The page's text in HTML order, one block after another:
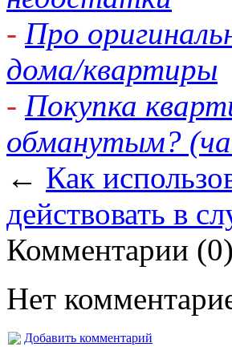
- Про
дома/квартиры
- Покупка
обманутым?
← Как
действовать в
Комментарии (0)
Нет
Добавить комментарий